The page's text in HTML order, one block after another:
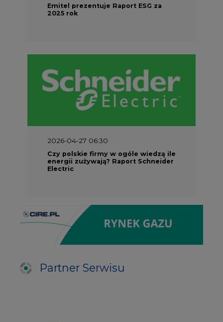
Emitel prezentuje Raport ESG za
2025 rok
2026-04-27 06:30
Czy polskie firmy w ogóle wiedzą ile
energii zużywają? Raport Schneider
Electric
Partner Serwisu